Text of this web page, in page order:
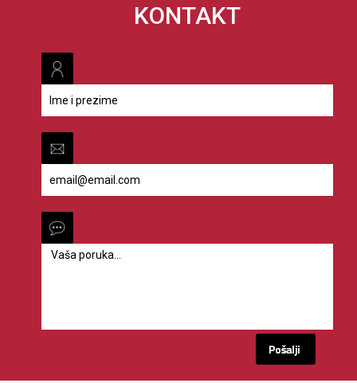
KONTAKT